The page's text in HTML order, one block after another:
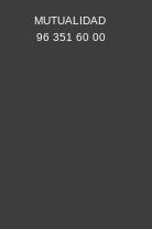
MUTUALIDAD
96 351 60 00